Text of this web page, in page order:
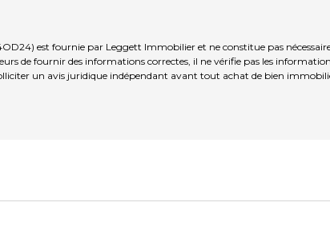
est fournie par Leggett Immobilier et ne constitue pas
de fournir des informations correctes, il ne vérifie pas les
un avis juridique indépendant avant tout achat de bien